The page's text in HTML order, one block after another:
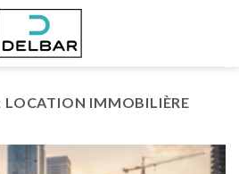
LOCATION IMMOBILIÈRE